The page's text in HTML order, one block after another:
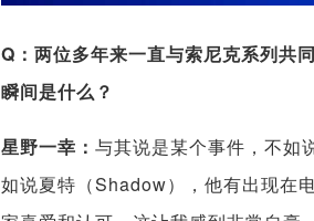
Q ：两位多年来一直与索尼克系列共
瞬间是什么？
星野一幸： 与其说是某个事件，不如
如说夏特（Shadow），他有出现在